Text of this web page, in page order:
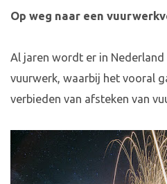
Op weg naar een
Al jaren wordt er in
vuurwerk, waarbij het vooral
verbieden van afsteken van